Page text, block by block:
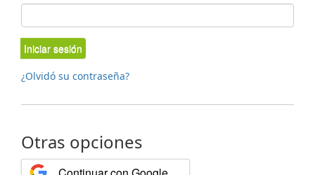
Iniciar sesión
¿Olvidó su contraseña?
Otras opciones